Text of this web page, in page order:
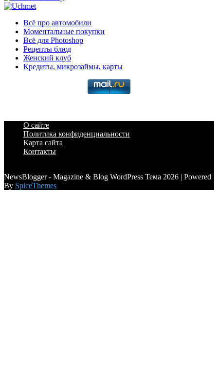
Всё про автомобили
Моментальные покупки
Всё для Photoshop
Рецепты блюд
Женский клуб
Кредиты, микрозаймы, карты
О сайте
Политика конфиденциальности
Карта сайта
Контакты
NewsBlogger - Magazine & Blog WordPress Тема 2026 | Powered
By SpiceThemes